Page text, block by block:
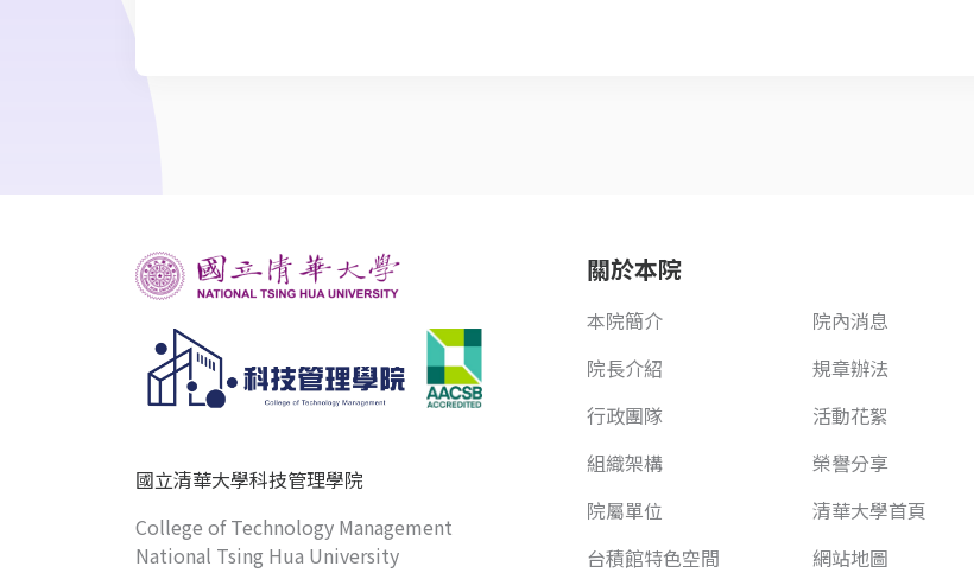
國立清華大學科技管理學院
College of Technology Management
National Tsing Hua University
關於本院
本院簡介
院長介紹
行政團隊
組織架構
院屬單位
台積館特色空間
院內消息
規章辦法
活動花絮
榮譽分享
清華大學首頁
網站地圖